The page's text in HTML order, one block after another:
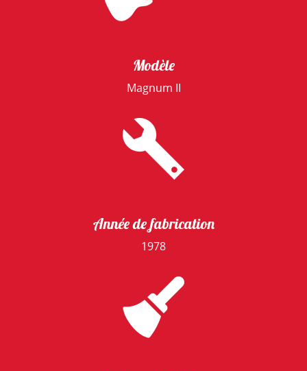
Modèle
Magnum II
Année de fabrication
1978